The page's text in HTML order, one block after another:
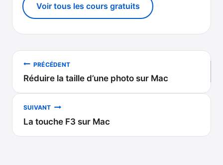
Voir tous les cours gratuits
Navigation
de
l’article
PRÉCÉDENT
Réduire la taille d’une photo sur Mac
SUIVANT
La touche F3 sur Mac